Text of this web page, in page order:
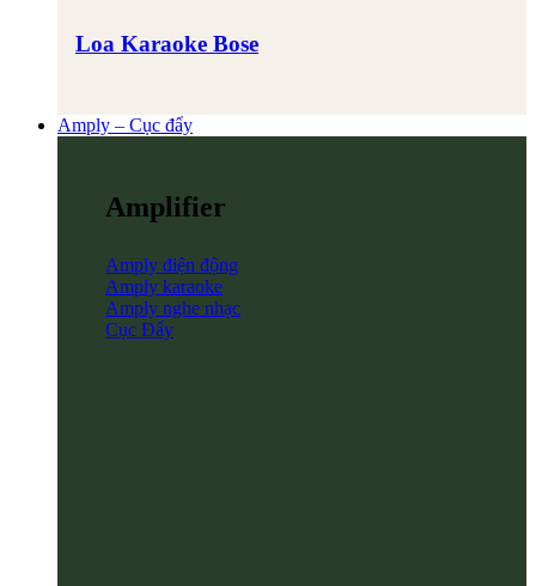
Loa Karaoke Bose
Amply – Cục đẩy
Amplifier
Amply điện động
Amply karaoke
Amply nghe nhạc
Cục Đẩy